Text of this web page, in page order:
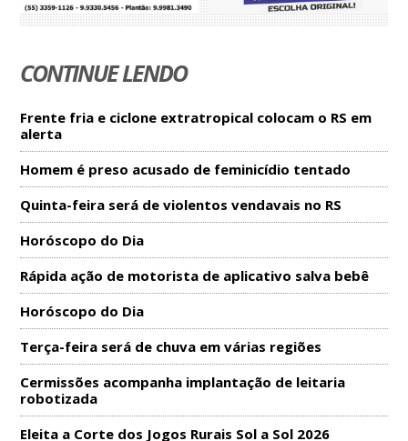
CONTINUE LENDO
Frente fria e ciclone extratropical colocam o RS em
alerta
Homem é preso acusado de feminicídio tentado
Quinta-feira será de violentos vendavais no RS
Horóscopo do Dia
Rápida ação de motorista de aplicativo salva bebê
Horóscopo do Dia
Terça-feira será de chuva em várias regiões
Cermissões acompanha implantação de leitaria
robotizada
Eleita a Corte dos Jogos Rurais Sol a Sol 2026